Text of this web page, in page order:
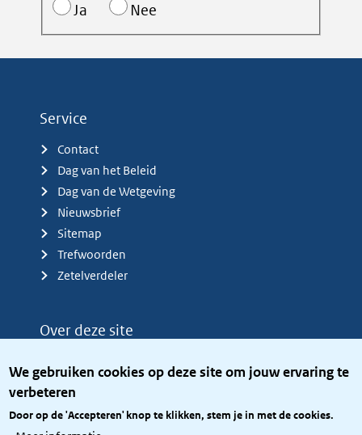
We gebruiken cookies op deze site om jouw ervaring te
verbeteren
Door op de 'Accepteren' knop te klikken, stem je in met de cookies.
Ja
Nee
Service
Contact
Dag van het Beleid
Dag van de Wetgeving
Nieuwsbrief
Sitemap
Trefwoorden
Zetelverdeler
Over deze site
Privacy
Toegang site openbaar